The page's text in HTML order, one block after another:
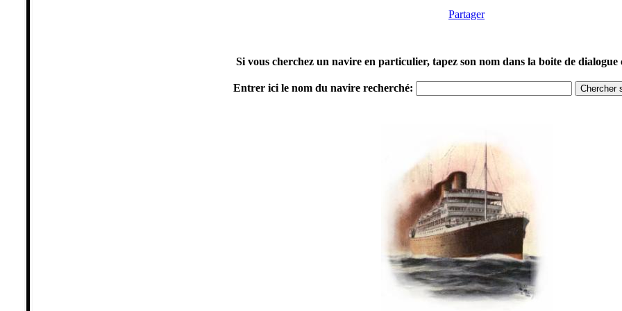
Partager
Si vous cherchez un navire en particulier, tapez son nom dans la boite de
Entrer ici le nom du navire recherché: